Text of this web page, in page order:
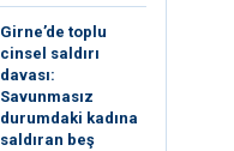
Girne’de toplu
cinsel saldırı
davası:
Savunmasız
durumdaki kadına
saldıran beş